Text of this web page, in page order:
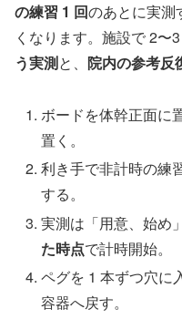
の練習 1 回のあとに実測
くなります。施設で 2〜3
う実測と、 院内の参考反
ボードを体幹正面に
置く。
利き手で非計時の練
する。
実測は「用意、始め
た時点で計時開始。
ペグを 1 本ずつ穴に
容器へ戻す。